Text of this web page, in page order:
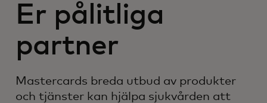
Er pålitliga
partner
Mastercards breda utbud av produkter
och tjänster kan hjälpa sjukvården att